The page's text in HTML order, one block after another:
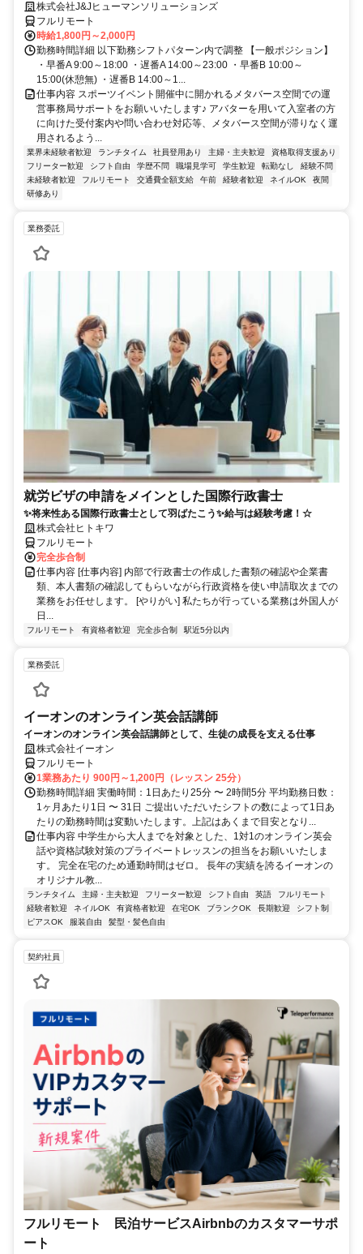
株式会社J&Jヒューマンソリューションズ
フルリモート
時給1,800円～2,000円
勤務時間詳細 以下勤務シフトパターン内で調整 【一般ポジション】
・早番A 9:00～18:00 ・遅番A 14:00～23:00 ・早番B 10:00～
15:00(休憩無) ・遅番B 14:00～1...
仕事内容 スポーツイベント開催中に開かれるメタバース空間での運
営事務局サポートをお願いいたします♪ アバターを用いて入室者の方
に向けた受付案内や問い合わせ対応等、メタバース空間が滞りなく運
用されるよう...
業界未経験者歓迎 ランチタイム 社員登用あり 主婦・主夫歓迎
資格取得支援あり
フリーター歓迎
シフト自由 学歴不問 職場見学可 学生歓迎 転勤なし
経験不問
未経験者歓迎
フルリモート 交通費全額支給 午前 経験者歓迎 ネイルOK
夜間
研修あり
業務委託
就労ビザの申請をメインとした国際行政書士
✨将来性ある国際行政書士として羽ばたこう✨給与は経験考慮！☆
株式会社ヒトキワ
フルリモート
完全歩合制
仕事内容 [仕事内容] 内部で行政書士の作成した書類の確認や企業書
類、本人書類の確認してもらいながら行政資格を使い申請取次までの
業務をお任せします。 [やりがい] 私たちが行っている業務は外国人が
日...
フルリモート 有資格者歓迎 完全歩合制 駅近5分以内
業務委託
イーオンのオンライン英会話講師
イーオンのオンライン英会話講師として、生徒の成長を支える仕事
株式会社イーオン
フルリモート
1業務あたり 900円～1,200円（レッスン 25分）
勤務時間詳細 実働時間：1日あたり25分 〜 2時間5分 平均勤務日数：
1ヶ月あたり1日 〜 31日 ご提出いただいたシフトの数によって1日あ
たりの勤務時間は変動いたします。上記はあくまで目安となり...
仕事内容 中学生から大人までを対象とした、1対1のオンライン英会
話や資格試験対策のプライベートレッスンの担当をお願いいたしま
す。 完全在宅のため通勤時間はゼロ。 長年の実績を誇るイーオンの
オリジナル教...
ランチタイム 主婦・主夫歓迎 フリーター歓迎 シフト自由 英語
フルリモート
経験者歓迎
ネイルOK 有資格者歓迎 在宅OK ブランクOK 長期歓迎
シフト制
ピアスOK
服装自由 髪型・髪色自由
契約社員
フルリモート 民泊サービスAirbnbのカスタマーサポ
ート